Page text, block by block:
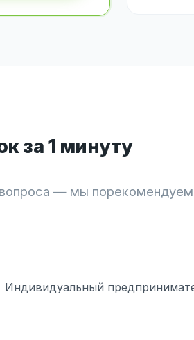
за 1 минуту
— мы порекомендуем
Индивидуальный